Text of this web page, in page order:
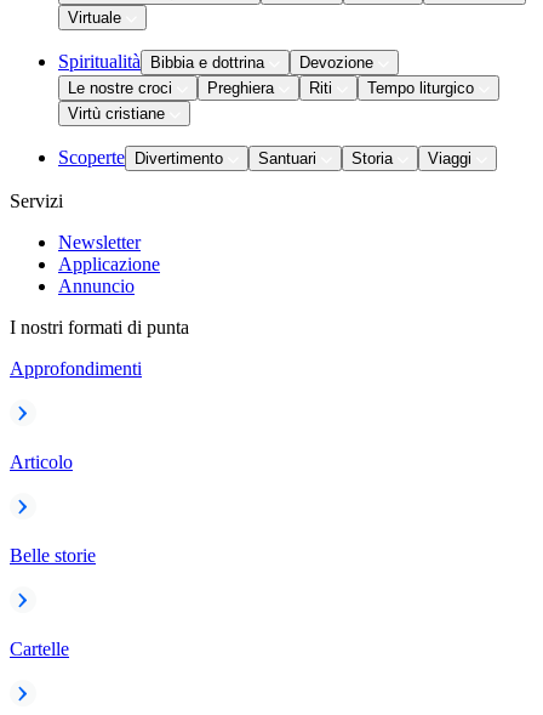
Virtuale
Spiritualità Bibbia e dottrina
Devozione
Le nostre croci
Preghiera Riti
Tempo liturgico
Virtù cristiane
Scoperte Divertimento Santuari Storia Viaggi
Servizi
Newsletter
Applicazione
Annuncio
I nostri formati di punta
Approfondimenti
Articolo
Belle storie
Cartelle